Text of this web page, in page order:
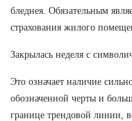
бледнея. Обязательным
страхования жилого
Закрылась неделя с
Это означает наличие
обозначенной черты и
границе трендовой линии,